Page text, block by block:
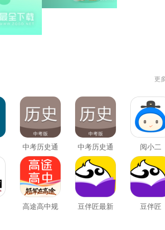
更
中考历史通
最新版
中考历史通 阅小二
高途高中规
豆伴匠最新
豆伴匠